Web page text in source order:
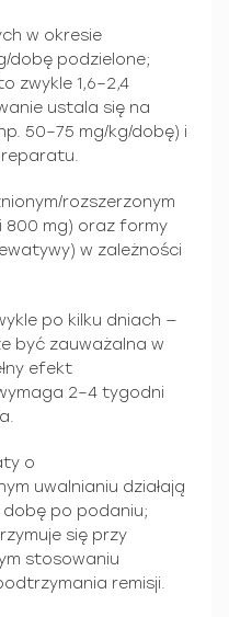
w okresie
dobę podzielone;
zwykle 1,6–2,4
ustala się na
50–75 mg/kg/dobę) i
rozszerzonym
800 mg) oraz formy
w zależności
po kilku dniach —
być zauważalna w
efekt
2–4 tygodni
o
uwalnianiu działają
dobę po podaniu;
się przy
stosowaniu
remisji.